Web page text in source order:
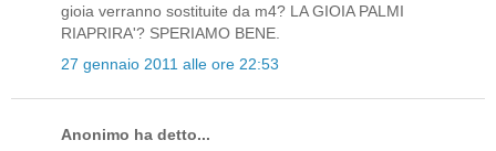
gioia verranno sostituite da m4? LA GIOIA PALMI
RIAPRIRA'? SPERIAMO BENE.
27 gennaio 2011 alle ore 22:53
Anonimo ha detto...